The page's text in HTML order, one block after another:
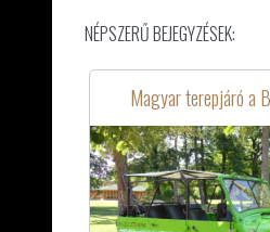
NÉPSZERŰ BEJEGYZÉSEK:
Magyar terepjáró a